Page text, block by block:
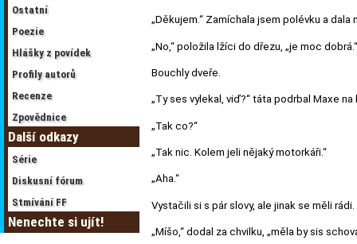
Ostatní
Poezie
Hlášky z povídek
Profily autorů
Recenze
Zpovědnice
Další odkazy
Série
Diskusní fórum
Stmívání FF
Nenechte si ujít!
„Děkujem.“ Zamíchala jsem polévku a
„No,“ položila lžíci do dřezu, „je moc
Bouchly dveře.
„Ty ses vylekal, viď?“ táta podrbal Maxe na
„Tak co?“
„Tak nic. Kolem jeli nějaký motorkáři.“
„Aha.“
Vystačili si s pár slovy, ale jinak se měli rádi.
„Míšo,“ dodal za chvilku, „měla by sis